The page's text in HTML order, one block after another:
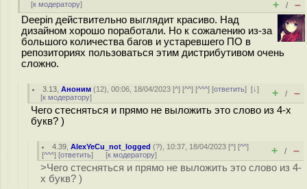
[к модератору] + / –
Deepin действительно выглядит красиво. Над
дизайном хорошо поработали. Но к сожалению из-за
большого количества багов и устаревшего ПО в
репозиториях пользоваться этим дистрибутивом очень
сложно.
3.13 ,Аноним (12), 00:06, 18/04/2023 [^] [^^] [^^^] [ответить][↓]
[к модератору] + / –
Чего стесняться и прямо не выложить это слово из 4-х
букв? )
4.39 ,AlexYeCu_not_logged (?), 10:37, 18/04/2023 [^] [^^]
[^^^] [ответить] [к модератору] + / –
>Чего стесняться и прямо не выложить это слово из 4-
х букв? )